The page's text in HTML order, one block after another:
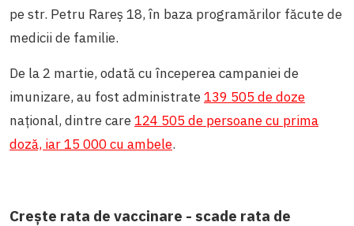
pe str. Petru Rareș 18, în baza programărilor făcute de
medicii de familie.
De la 2 martie, odată cu începerea campaniei de
imunizare, au fost administrate139 505 de doze
național, dintre care124 505 de persoane cu prima
doză, iar 15 000 cu ambele.
Crește rata de vaccinare - scade rata de